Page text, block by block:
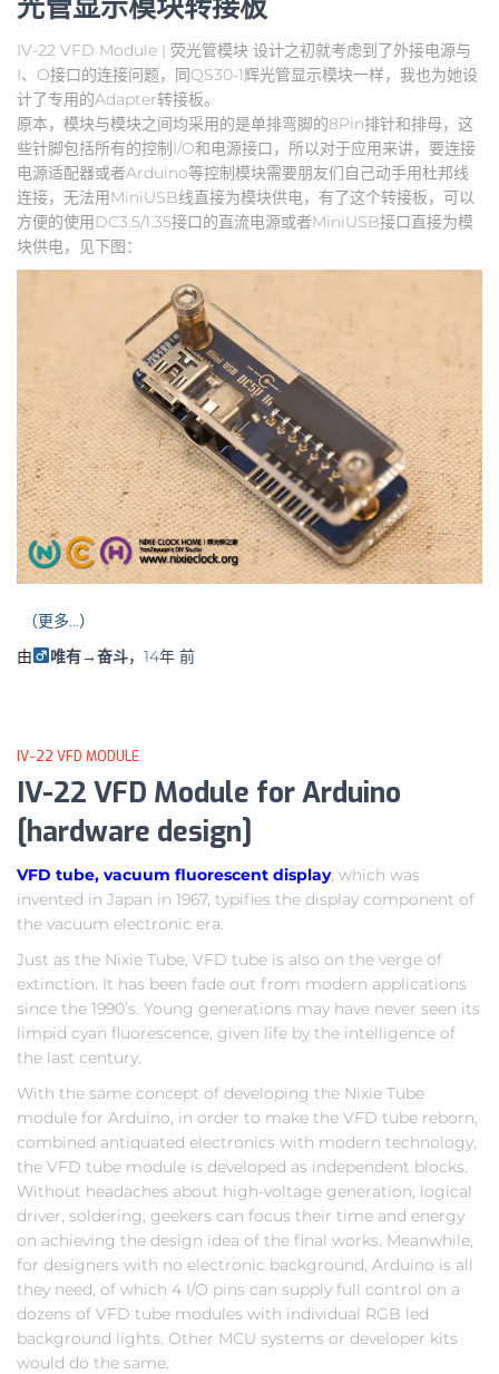
光管显示模块转接板
IV-22 VFD Module | 荧光管模块 设计之初就考虑到了外接电源与
I、O接口的连接问题，同QS30-1辉光管显示模块一样，我也为她设
计了专用的Adapter转接板。
原本，模块与模块之间均采用的是单排弯脚的8Pin排针和排母，这
些针脚包括所有的控制I/O和电源接口，所以对于应用来讲，要连接
电源适配器或者Arduino等控制模块需要朋友们自己动手用杜邦线
连接，无法用MiniUSB线直接为模块供电，有了这个转接板，可以
方便的使用DC3.5/1.35接口的直流电源或者MiniUSB接口直接为模
块供电，见下图：
（更多…）
由
唯有→奋斗， 14年前
IV-22 VFD MODULE
IV-22 VFD Module for Arduino
[hardware design]
VFD tube, vacuum fluorescent display, which was
invented in Japan in 1967, typifies the display component of
the vacuum electronic era.
Just as the Nixie Tube, VFD tube is also on the verge of
extinction. It has been fade out from modern applications
since the 1990’s. Young generations may have never seen its
limpid cyan fluorescence, given life by the intelligence of
the last century.
With the same concept of developing the Nixie Tube
module for Arduino, in order to make the VFD tube reborn,
combined antiquated electronics with modern technology,
the VFD tube module is developed as independent blocks.
Without headaches about high-voltage generation, logical
driver, soldering, geekers can focus their time and energy
on achieving the design idea of the final works. Meanwhile,
for designers with no electronic background, Arduino is all
they need, of which 4 I/O pins can supply full control on a
dozens of VFD tube modules with individual RGB led
background lights. Other MCU systems or developer kits
would do the same.